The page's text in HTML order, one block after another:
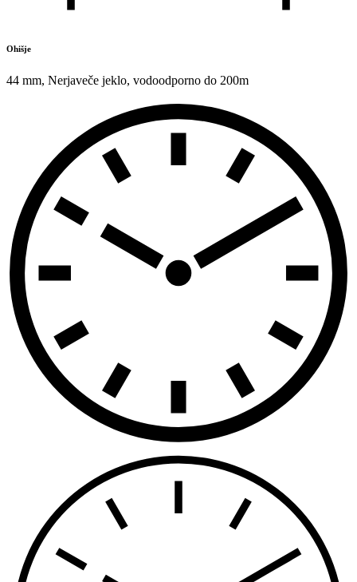
Ohišje
44 mm, Nerjaveče jeklo, vodoodporno do 200m